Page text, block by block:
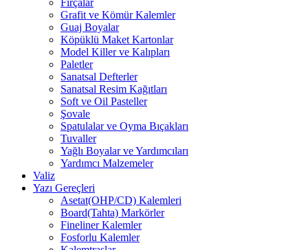
Grafit ve Kömür Kalemler
Guaj Boyalar
Köpüklü Maket Kartonlar
Model Killer ve Kalıpları
Paletler
Sanatsal Defterler
Sanatsal Resim Kağıtları
Soft ve Oil Pasteller
Şovale
Spatulalar ve Oyma Bıçakları
Tuvaller
Yağlı Boyalar ve Yardımcıları
Yardımcı Malzemeler
Valiz
Yazı Gereçleri
Asetat(OHP/CD) Kalemleri
Board(Tahta) Markörler
Fineliner Kalemler
Fosforlu Kalemler